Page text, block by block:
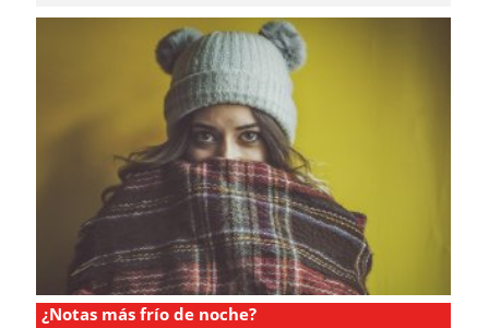
¿Notas más frío de noche?